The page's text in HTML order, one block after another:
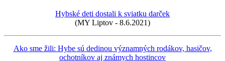
Hybské deti dostali k sviatku darček
(MY Liptov - 8.6.2021)
Ako sme žili: Hybe sú dedinou významných rodákov, hasičov,
ochotníkov aj známych hostincov